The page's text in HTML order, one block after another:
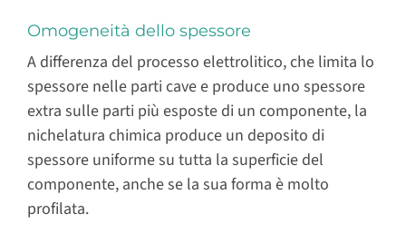
Omogeneità dello spessore
A differenza del processo elettrolitico, che limita lo
spessore nelle parti cave e produce uno spessore
extra sulle parti più esposte di un componente, la
nichelatura chimica produce un deposito di
spessore uniforme su tutta la superficie del
componente, anche se la sua forma è molto
profilata.